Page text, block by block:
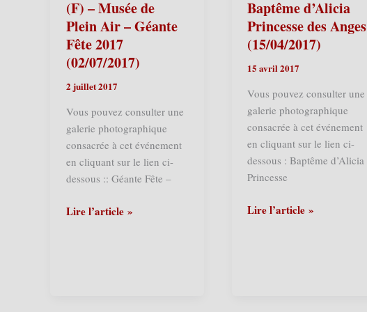
Fête
2019
(12/05/2019)
2018
(13/03/2018)
(F) – Musée de
Plein Air – Géante
Fête 2017
(02/07/2017)
2 juillet 2017
Vous pouvez consulter une
galerie photographique
consacrée à cet événement
en cliquant sur le lien ci-
dessous :: Géante Fête –
Villeneuve
Lire l’article »
Baptême d’Alicia
Princesse des Anges
(15/04/2017)
15 avril 2017
Vous pouvez consulter une
galerie photographique
consacrée à cet événement
en cliquant sur le lien ci-
dessous : Baptême d’Alicia
Princesse
Terdeghem
Lire l’article »